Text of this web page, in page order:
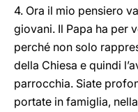
4. Ora il mio pensiero
giovani. Il Papa ha per
perché non solo
della Chiesa e quindi
parrocchia. Siate
portate in famiglia,